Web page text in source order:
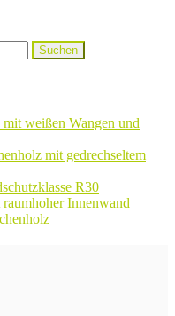
weißen Wangen und
mit gedrechseltem
R30
Innenwand